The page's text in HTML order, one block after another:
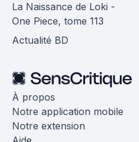
La Naissance de Loki -
One Piece, tome 113
Actualité BD
À propos
Notre application mobile
Notre extension